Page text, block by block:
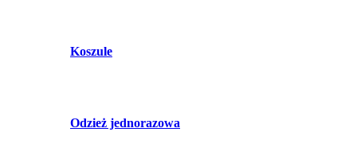
Koszule
Odzież jednorazowa